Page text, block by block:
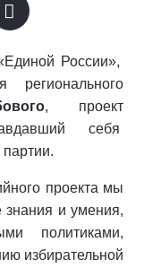
России»,
регионального
, проект
себя
проекта мы
знания и умения,
политиками,
избирательной